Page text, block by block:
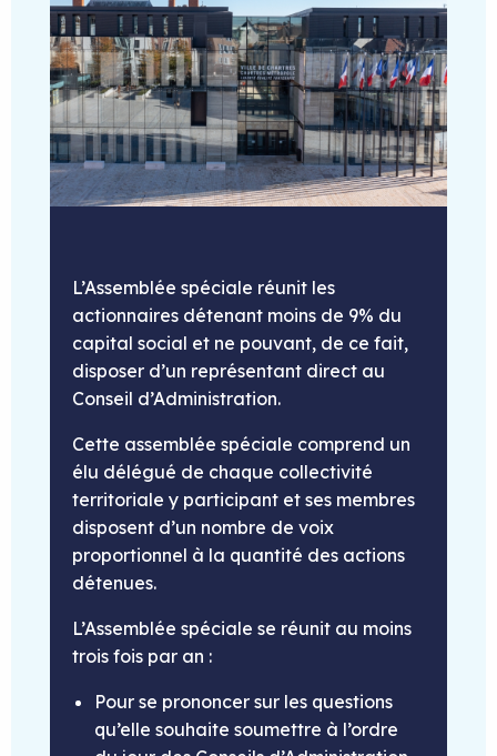
L’Assemblée spéciale réunit les
actionnaires détenant moins de 9% du
capital social et ne pouvant, de ce fait,
disposer d’un représentant direct au
Conseil d’Administration.
Cette assemblée spéciale comprend un
élu délégué de chaque collectivité
territoriale y participant et ses membres
disposent d’un nombre de voix
proportionnel à la quantité des actions
détenues.
L’Assemblée spéciale se réunit au moins
trois fois par an :
Pour se prononcer sur les questions
qu’elle souhaite soumettre à l’ordre